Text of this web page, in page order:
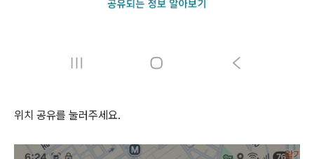
위치 공유를 눌러주세요.